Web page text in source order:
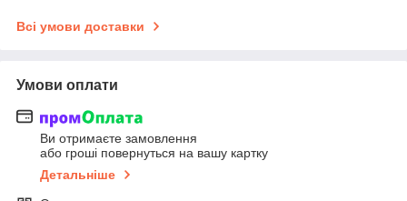
Всі умови доставки
Умови оплати
Ви отримаєте замовлення
або гроші повернуться на вашу картку
Детальніше